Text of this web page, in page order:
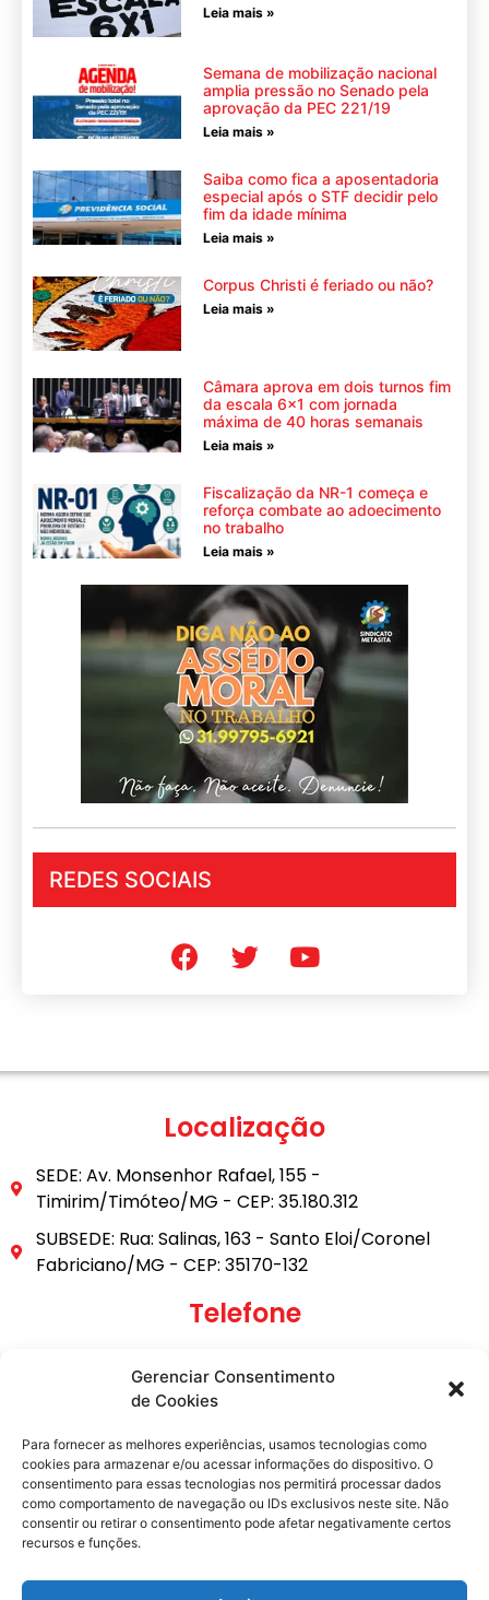
Gerenciar Consentimento
de Cookies
Para fornecer as melhores experiências, usamos tecnologias como
cookies para armazenar e/ou acessar informações do dispositivo. O
consentimento para essas tecnologias nos permitirá processar dados
como comportamento de navegação ou IDs exclusivos neste site. Não
consentir ou retirar o consentimento pode afetar negativamente certos
recursos e funções.
Leia mais »
Semana de mobilização nacional
amplia pressão no Senado pela
aprovação da PEC 221/19
Leia mais »
Saiba como fica a aposentadoria
especial após o STF decidir pelo
fim da idade mínima
Leia mais »
Corpus Christi é feriado ou não?
Leia mais »
Câmara aprova em dois turnos fim
da escala 6×1 com jornada
máxima de 40 horas semanais
Leia mais »
Fiscalização da NR-1 começa e
reforça combate ao adoecimento
no trabalho
Leia mais »
REDES SOCIAIS
Localização
SEDE: Av. Monsenhor Rafael, 155 -
Timirim/Timóteo/MG - CEP: 35.180.312
SUBSEDE: Rua: Salinas, 163 - Santo Eloi/Coronel
Fabriciano/MG - CEP: 35170-132
Telefone
(31) 99795-6921
E-mail
secretaria@metasita.org.br